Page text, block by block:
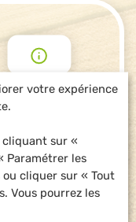
votre expérience
cliquant sur «
Paramétrer les
cliquer sur « Tout
Vous pourrez les